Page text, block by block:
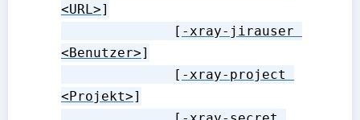
<URL>]
              [
-xray-jirauser
<Benutzer>]
              [
-xray-project
<Projekt>]